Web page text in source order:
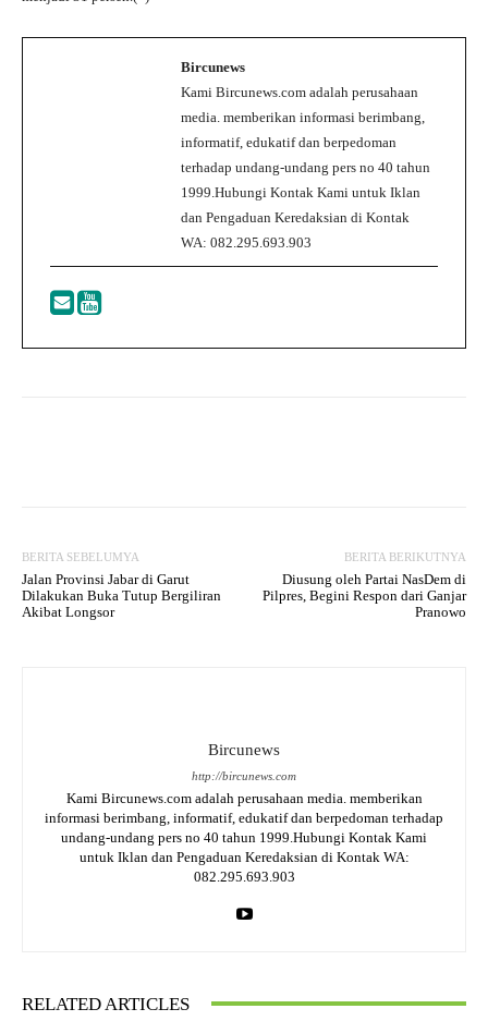
Bircunews
Kami Bircunews.com adalah perusahaan
media. memberikan informasi berimbang,
informatif, edukatif dan berpedoman
terhadap undang-undang pers no 40 tahun
1999.Hubungi Kontak Kami untuk Iklan
dan Pengaduan Keredaksian di Kontak
WA: 082.295.693.903
BERITA SEBELUMYA
Jalan Provinsi Jabar di Garut
Dilakukan Buka Tutup Bergiliran
Akibat Longsor
BERITA BERIKUTNYA
Diusung oleh Partai NasDem di
Pilpres, Begini Respon dari Ganjar
Pranowo
Bircunews
http://bircunews.com
Kami Bircunews.com adalah perusahaan media. memberikan
informasi berimbang, informatif, edukatif dan berpedoman terhadap
undang-undang pers no 40 tahun 1999.Hubungi Kontak Kami
untuk Iklan dan Pengaduan Keredaksian di Kontak WA:
082.295.693.903
RELATED ARTICLES